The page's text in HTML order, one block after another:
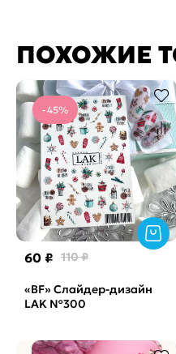
ПОХОЖИЕ
-45%
60 ₽ 110 ₽
«BF» Слайдер-дизайн
LAK №300